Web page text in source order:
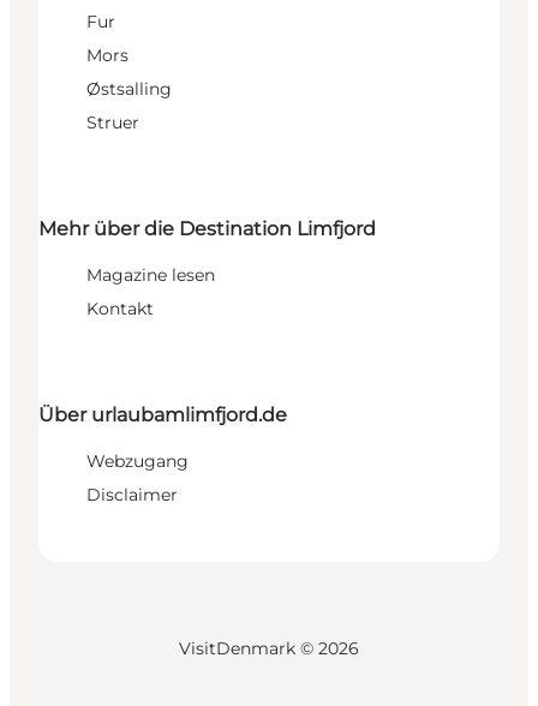
Fur
Mors
Østsalling
Struer
Mehr über die Destination Limfjord
Magazine lesen
Kontakt
Über urlaubamlimfjord.de
Webzugang
Disclaimer
VisitDenmark © 2026